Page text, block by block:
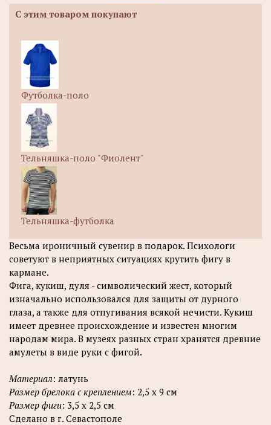
С этим товаром покупают
Футболка-поло
Тельняшка-поло "Фиолент"
Тельняшка-футболка
Весьма ироничный сувенир в подарок. Психологи
советуют в неприятных ситуациях крутить фигу в
кармане.
Фига, кукиш, дуля - символический жест, который
изначально использовался для защиты от дурного
глаза, а также для отпугивания всякой нечисти. Кукиш
имеет древнее происхождение и известен многим
народам мира. В музеях разных стран хранятся древние
амулеты в виде руки с фигой.
Материал: латунь
Размер брелока с креплением: 2,5 х 9 см
Размер фиги: 3,5 х 2,5 см
Сделано в г. Севастополе